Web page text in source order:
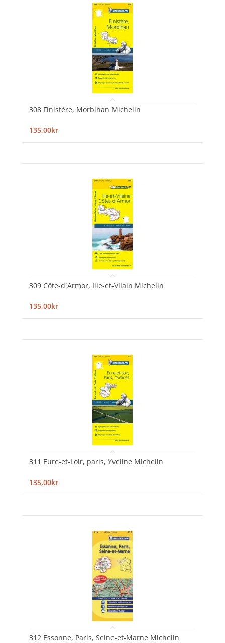
308 Finistére, Morbihan Michelin
135,00kr
309 Côte-d`Armor, Ille-et-Vilain Michelin
135,00kr
311 Eure-et-Loir, paris, Yveline Michelin
135,00kr
312 Essonne, Paris, Seine-et-Marne Michelin